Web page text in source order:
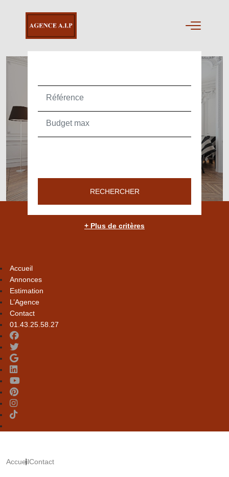
RECHERCHER
+ Plus de critères
Accueil
Annonces
Estimation
L’Agence
Contact
01.43.25.58.27
AccueilContact